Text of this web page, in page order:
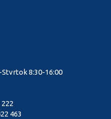
8:30-16:00
463